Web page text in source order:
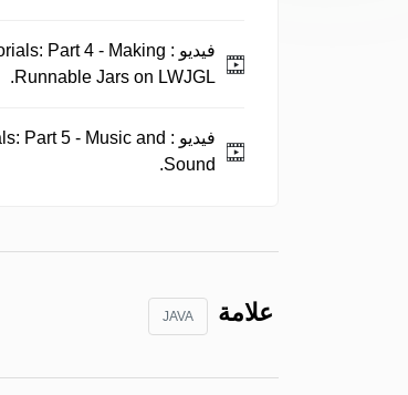
فيديو : Part 4 - Making
Runnable Jars on LWJGL.
فيديو : Part 5 - Music and
Sound.
علامة JAVA